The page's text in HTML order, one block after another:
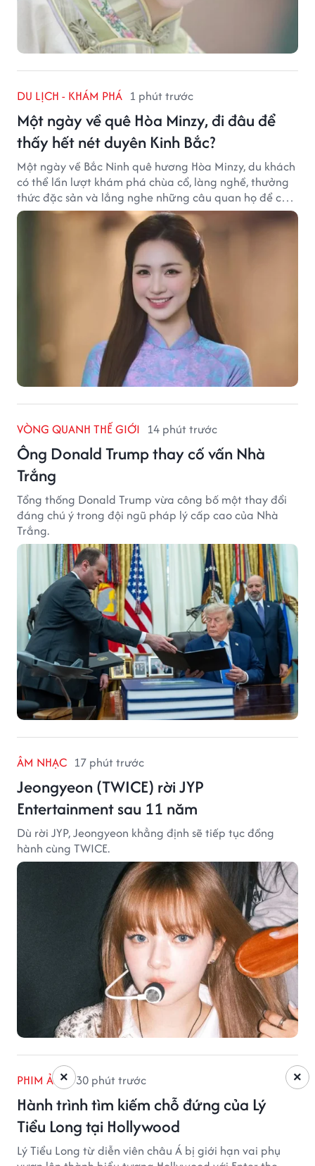
DU LỊCH - KHÁM PHÁ 1 phút trước
Một ngày về quê Hòa Minzy, đi đâu để
thấy hết nét duyên Kinh Bắc?
Một ngày về Bắc Ninh quê hương Hòa Minzy, du khách
có thể lần lượt khám phá chùa cổ, làng nghề, thưởng
thức đặc sản và lắng nghe những câu quan họ để cảm
nhận trọn vẹn nét duyên Kinh Bắc.
VÒNG QUANH THẾ GIỚI 14 phút trước
Ông Donald Trump thay cố vấn Nhà
Trắng
Tổng thống Donald Trump vừa công bố một thay đổi
đáng chú ý trong đội ngũ pháp lý cấp cao của Nhà
Trắng.
ÂM NHẠC 17 phút trước
Jeongyeon (TWICE) rời JYP
Entertainment sau 11 năm
Dù rời JYP, Jeongyeon khẳng định sẽ tiếp tục đồng
hành cùng TWICE.
PHIM ẢNH 30 phút trước
Hành trình tìm kiếm chỗ đứng của Lý
Tiểu Long tại Hollywood
Lý Tiểu Long từ diễn viên châu Á bị giới hạn vai phụ
×
×